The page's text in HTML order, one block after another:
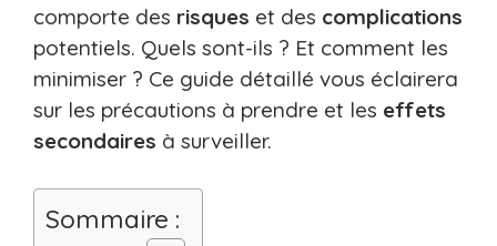
comporte des risques et des complications
potentiels. Quels sont-ils ? Et comment les
minimiser ? Ce guide détaillé vous éclairera
sur les précautions à prendre et les effets
secondaires à surveiller.
Sommaire :